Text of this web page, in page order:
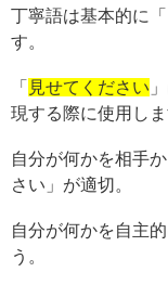
丁寧語は基本的に
す。
「 見せてください
現する際に使用しま
自分が何かを相手
さい」が適切。
自分が何かを自主
う。